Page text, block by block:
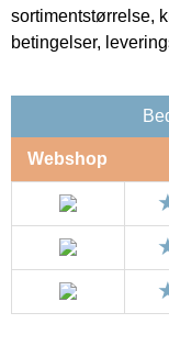
sortimentstørrelse,
betingelser,
Webshop